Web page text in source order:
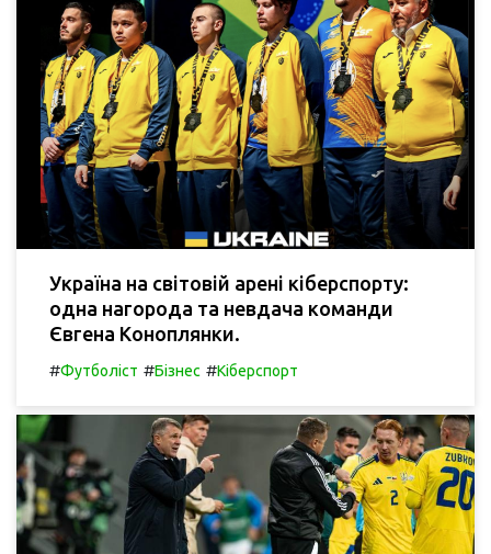
Україна на світовій арені кіберспорту:
одна нагорода та невдача команди
Євгена Коноплянки.
#Футболіст #Бізнес #Кіберспорт